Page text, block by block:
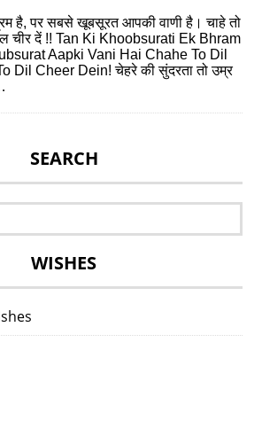
है, पर सबसे खूबसूरत आपकी वाणी है। चाहे तो
चीर दें !! Tan Ki Khoobsurati Ek Bhram
Aapki Vani Hai Chahe To Dil
Dil Cheer Dein! चेहरे की सुंदरता तो उम्र
SEARCH
WISHES